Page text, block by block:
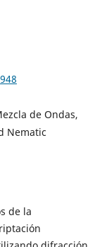
de Ondas,
Nematic
de la